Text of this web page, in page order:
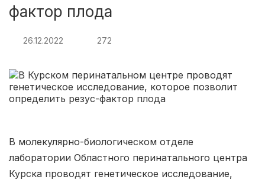
фактор плода
26.12.2022 272
В молекулярно-биологическом отделе
лаборатории Областного перинатального центра
Курска проводят генетическое исследование,
Воронеж(5 роддомов)
Саратов (5 роддомов)
Тюмень(5 роддомов)
Липецк(4 роддома)
Нижний Новгород(4 роддома)